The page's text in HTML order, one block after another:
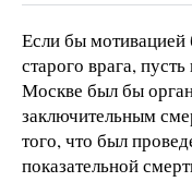
Если бы
старого врага,
Москве был бы
заключительным
того, что был
показательной